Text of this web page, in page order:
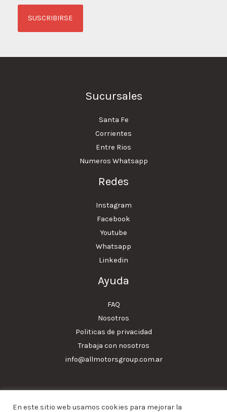
Sucursales
Santa Fe
Corrientes
Entre Rios
Numeros Whatsapp
Redes
Instagram
Facebook
Youtube
Whatsapp
Linkedin
Ayuda
FAQ
Nosotros
Politicas de privacidad
Trabaja con nosotros
info@allmotorsgroup.com.ar
En este sitio web usamos cookies para mejorar la